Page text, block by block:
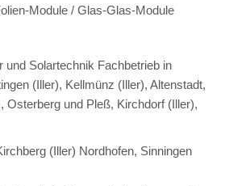
Module / Glas-Glas-Module
und Solartechnik Fachbetrieb in
(Iller), Kellmünz (Iller), Altenstadt,
Osterberg und Pleß, Kirchdorf (Iller),
(Iller) Nordhofen, Sinningen